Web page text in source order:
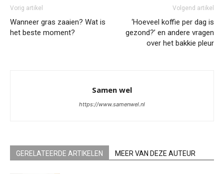
Vorig artikel
Wanneer gras zaaien? Wat is
het beste moment?
Volgend artikel
‘Hoeveel koffie per dag is
gezond?’ en andere vragen
over het bakkie pleur
Samen wel
https://www.samenwel.nl
GERELATEERDE ARTIKELEN MEER VAN DEZE AUTEUR